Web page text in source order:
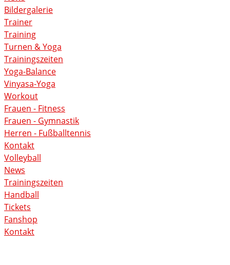
Bildergalerie
Trainer
Training
Turnen & Yoga
Trainingszeiten
Yoga-Balance
Vinyasa-Yoga
Workout
Frauen - Fitness
Frauen - Gymnastik
Herren - Fußballtennis
Kontakt
Volleyball
News
Trainingszeiten
Handball
Tickets
Fanshop
Kontakt